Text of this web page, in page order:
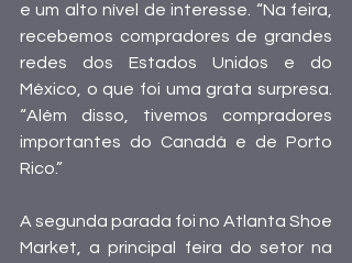
e um alto nível de interesse. “Na feira,
recebemos compradores de grandes
redes dos Estados Unidos e do
México, o que foi uma grata surpresa.
“Além disso, tivemos compradores
importantes do Canadá e de Porto
Rico.”
A segunda parada foi no Atlanta Shoe
Market, a principal feira do setor na